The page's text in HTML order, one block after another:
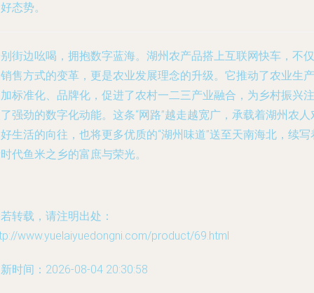
态势。
街边吆喝，拥抱数字蓝海。湖州农产品搭上互联网快车，不仅
售方式的变革，更是农业发展理念的升级。它推动了农业生产
标准化、品牌化，促进了农村一二三产业融合，为乡村振兴注
强劲的数字化动能。这条“网路”越走越宽广，承载着湖州农人
生活的向往，也将更多优质的“湖州味道”送至天南海北，续写
代鱼米之乡的富庶与荣光。
转载，请注明出处：
www.yuelaiyuedongni.com/product/69.html
时间：2026-08-04 20:30:58